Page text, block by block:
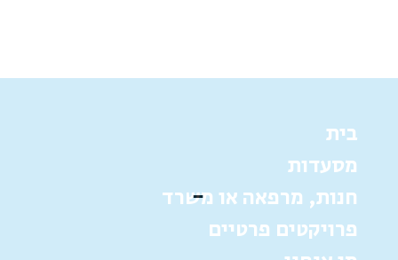
בית
מסעדות
חנות, מרפאה או משרד
פרויקטים פרטיים